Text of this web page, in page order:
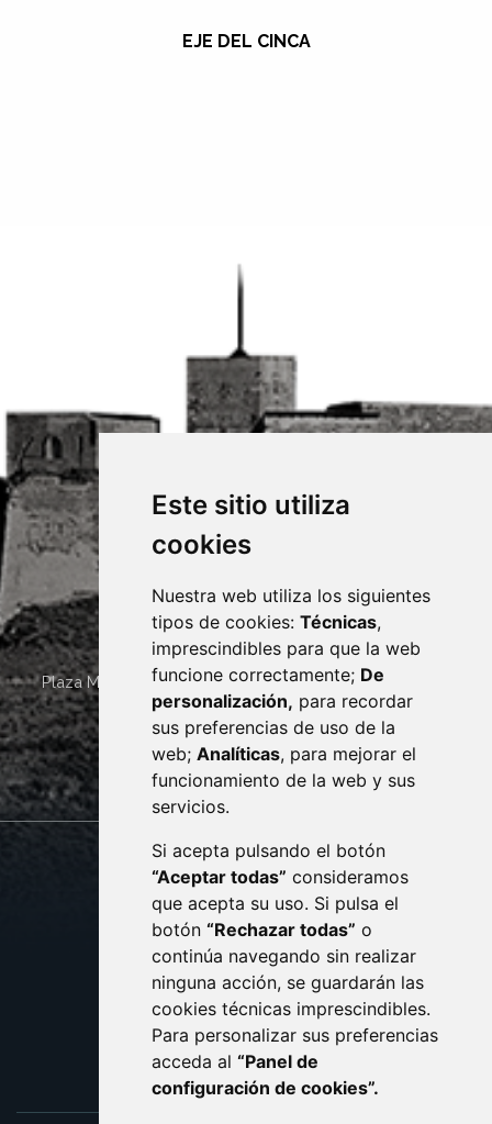
Este sitio utiliza
cookies
Nuestra web utiliza los siguientes
tipos de cookies: Técnicas,
imprescindibles para que la web
funcione correctamente; De
personalización, para recordar
sus preferencias de uso de la
web; Analíticas, para mejorar el
funcionamiento de la web y sus
servicios.
Si acepta pulsando el botón
“Aceptar todas” consideramos
que acepta su uso. Si pulsa el
botón “Rechazar todas” o
continúa navegando sin realizar
ninguna acción, se guardarán las
cookies técnicas imprescindibles.
Para personalizar sus preferencias
acceda al “Panel de
configuración de cookies”.
EJE DEL CINCA
Plaza Mayor 4 22400 MONZÓN - ARAGÓN (ESPAÑA)
· (34) 974 400 700 ·
sac@monzon.es
monzon.es
CONTACTO
AVISO LEGAL
PROTECCIÓN DE DATOS
POLÍTICA DE COOKIES
ACCESIBILIDAD
ENLACE EXTERNO AL